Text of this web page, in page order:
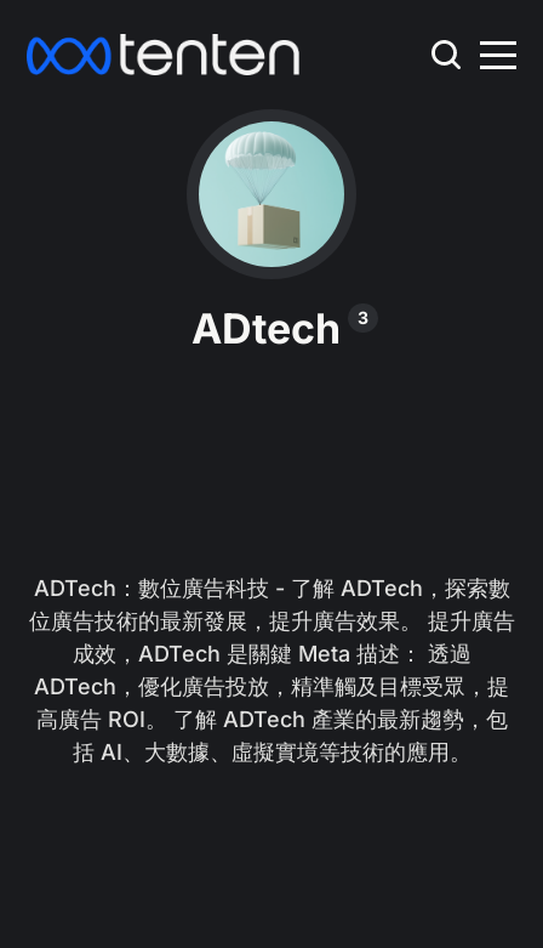
ADtech 3
ADTech：數位廣告科技 - 了解 ADTech，探索數
位廣告技術的最新發展，提升廣告效果。 提升廣告
成效，ADTech 是關鍵 Meta 描述： 透過
ADTech，優化廣告投放，精準觸及目標受眾，提
高廣告 ROI。 了解 ADTech 產業的最新趨勢，包
括 AI、大數據、虛擬實境等技術的應用。